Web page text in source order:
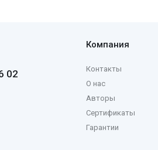
02
Компания
Контакты
О нас
Авторы
Сертификаты
Гарантии